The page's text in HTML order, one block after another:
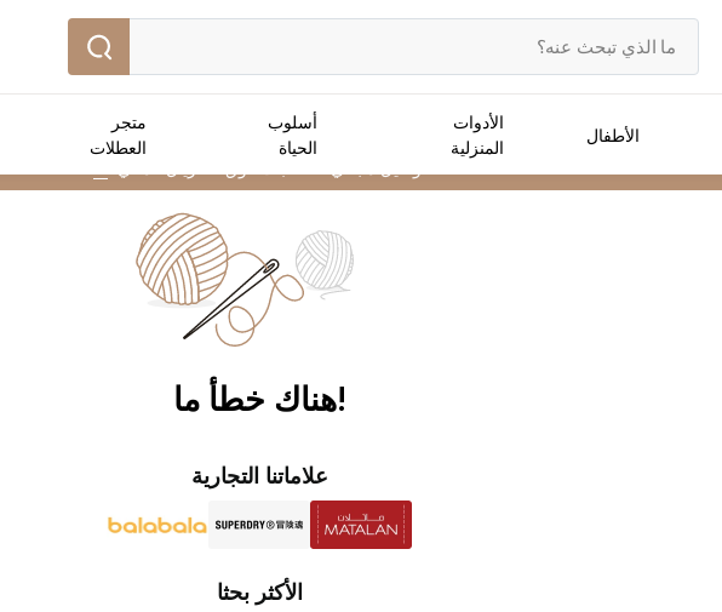
الأطفال
الأدوات
المنزلية
أسلوب
الحياة
متجر
العطلات
!هناك خطأ ما
علاماتنا التجارية
الأكثر بحثا